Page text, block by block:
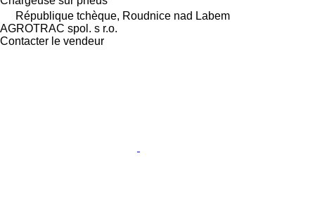
République tchèque, Roudnice nad Labem
AGROTRAC spol. s r.o.
Contacter le vendeur